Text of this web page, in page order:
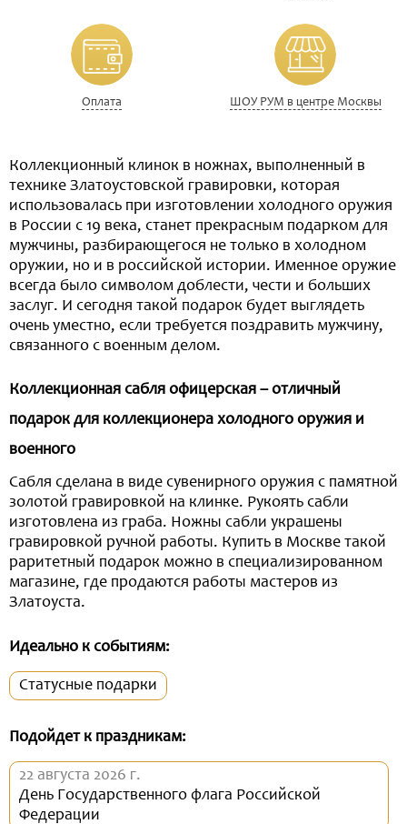
Оплата ШОУ РУМ в центре Москвы
Коллекционный клинок в ножнах, выполненный в
технике Златоустовской гравировки, которая
использовалась при изготовлении холодного оружия
в России с 19 века, станет прекрасным подарком для
мужчины, разбирающегося не только в холодном
оружии, но и в российской истории. Именное оружие
всегда было символом доблести, чести и больших
заслуг. И сегодня такой подарок будет выглядеть
очень уместно, если требуется поздравить мужчину,
связанного с военным делом.
Коллекционная сабля офицерская – отличный
подарок для коллекционера холодного оружия и
военного
Сабля сделана в виде сувенирного оружия с памятной
золотой гравировкой на клинке. Рукоять сабли
изготовлена из граба. Ножны сабли украшены
гравировкой ручной работы. Купить в Москве такой
раритетный подарок можно в специализированном
магазине, где продаются работы мастеров из
Златоуста.
Идеально к событиям:
Статусные подарки
Подойдет к праздникам:
22 августа 2026 г.
День Государственного флага Российской
Федерации